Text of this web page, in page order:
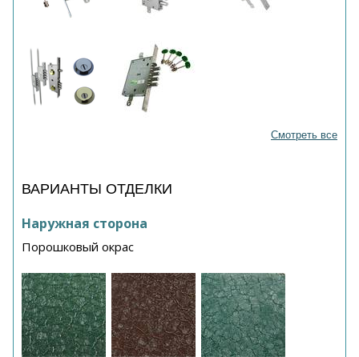
Смотреть все
ВАРИАНТЫ ОТДЕЛКИ
Наружная сторона
Порошковый окрас